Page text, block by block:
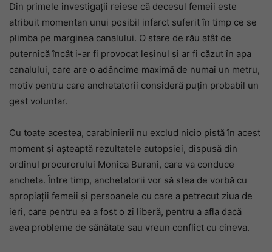
Din primele investigații reiese că decesul femeii este
atribuit momentan unui posibil infarct suferit în timp ce se
plimba pe marginea canalului. O stare de rău atât de
puternică încât i-ar fi provocat leșinul și ar fi căzut în apa
canalului, care are o adâncime maximă de numai un metru,
motiv pentru care anchetatorii consideră puțin probabil un
gest voluntar.
Cu toate acestea, carabinierii nu exclud nicio pistă în acest
moment și așteaptă rezultatele autopsiei, dispusă din
ordinul procurorului Monica Burani, care va conduce
ancheta. Între timp, anchetatorii vor să stea de vorbă cu
apropiații femeii și persoanele cu care a petrecut ziua de
ieri, care pentru ea a fost o zi liberă, pentru a afla dacă
avea probleme de sănătate sau vreun conflict cu cineva.